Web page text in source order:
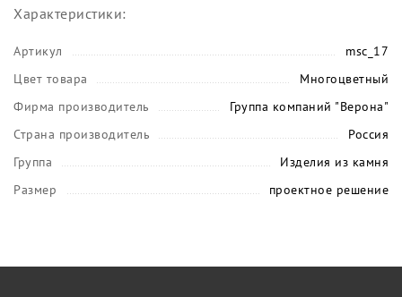
Характеристики:
Артикул
msc_17
Цвет товара
Многоцветный
Фирма производитель
Группа компаний "Верона"
Страна производитель
Россия
Группа
Изделия из камня
Размер
проектное решение